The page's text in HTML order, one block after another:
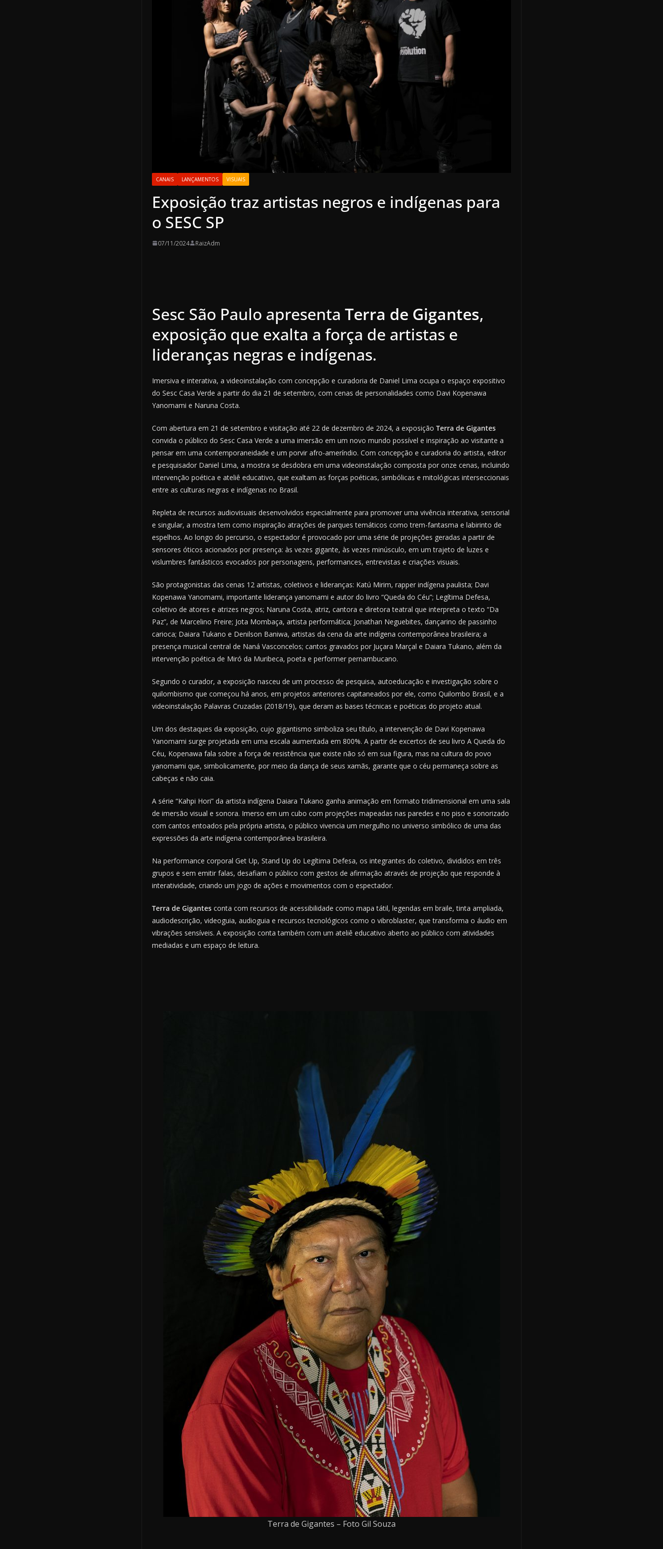
CANAIS LANÇAMENTOS VISUAIS
Exposição traz artistas negros e indígenas para
o SESC SP
07/11/2024 RaizAdm
Sesc São Paulo apresenta Terra de Gigantes,
exposição que exalta a força de artistas e
lideranças negras e indígenas.
Imersiva e interativa, a videoinstalação com concepção e curadoria de Daniel Lima ocupa o espaço expositivo
do Sesc Casa Verde a partir do dia 21 de setembro, com cenas de personalidades como Davi Kopenawa
Yanomami e Naruna Costa.
Com abertura em 21 de setembro e visitação até 22 de dezembro de 2024, a exposição Terra de Gigantes
convida o público do Sesc Casa Verde a uma imersão em um novo mundo possível e inspiração ao visitante a
pensar em uma contemporaneidade e um porvir afro-ameríndio. Com concepção e curadoria do artista, editor
e pesquisador Daniel Lima, a mostra se desdobra em uma videoinstalação composta por onze cenas, incluindo
intervenção poética e ateliê educativo, que exaltam as forças poéticas, simbólicas e mitológicas interseccionais
entre as culturas negras e indígenas no Brasil.
Repleta de recursos audiovisuais desenvolvidos especialmente para promover uma vivência interativa, sensorial
e singular, a mostra tem como inspiração atrações de parques temáticos como trem-fantasma e labirinto de
espelhos. Ao longo do percurso, o espectador é provocado por uma série de projeções geradas a partir de
sensores óticos acionados por presença: às vezes gigante, às vezes minúsculo, em um trajeto de luzes e
vislumbres fantásticos evocados por personagens, performances, entrevistas e criações visuais.
São protagonistas das cenas 12 artistas, coletivos e lideranças: Katú Mirim, rapper indígena paulista; Davi
Kopenawa Yanomami, importante liderança yanomami e autor do livro “Queda do Céu”; Legítima Defesa,
coletivo de atores e atrizes negros; Naruna Costa, atriz, cantora e diretora teatral que interpreta o texto “Da
Paz”, de Marcelino Freire; Jota Mombaça, artista performática; Jonathan Neguebites, dançarino de passinho
carioca; Daiara Tukano e Denilson Baniwa, artistas da cena da arte indígena contemporânea brasileira; a
presença musical central de Naná Vasconcelos; cantos gravados por Juçara Marçal e Daiara Tukano, além da
intervenção poética de Miró da Muribeca, poeta e performer pernambucano.
Segundo o curador, a exposição nasceu de um processo de pesquisa, autoeducação e investigação sobre o
quilombismo que começou há anos, em projetos anteriores capitaneados por ele, como Quilombo Brasil, e a
videoinstalação Palavras Cruzadas (2018/19), que deram as bases técnicas e poéticas do projeto atual.
Um dos destaques da exposição, cujo gigantismo simboliza seu título, a intervenção de Davi Kopenawa
Yanomami surge projetada em uma escala aumentada em 800%. A partir de excertos de seu livro A Queda do
Céu, Kopenawa fala sobre a força de resistência que existe não só em sua figura, mas na cultura do povo
yanomami que, simbolicamente, por meio da dança de seus xamãs, garante que o céu permaneça sobre as
cabeças e não caia.
A série “Kahpi Hori” da artista indígena Daiara Tukano ganha animação em formato tridimensional em uma sala
de imersão visual e sonora. Imerso em um cubo com projeções mapeadas nas paredes e no piso e sonorizado
com cantos entoados pela própria artista, o público vivencia um mergulho no universo simbólico de uma das
expressões da arte indígena contemporânea brasileira.
Na performance corporal Get Up, Stand Up do Legítima Defesa, os integrantes do coletivo, divididos em três
grupos e sem emitir falas, desafiam o público com gestos de afirmação através de projeção que responde à
interatividade, criando um jogo de ações e movimentos com o espectador.
Terra de Gigantes conta com recursos de acessibilidade como mapa tátil, legendas em braile, tinta ampliada,
audiodescrição, videoguia, audioguia e recursos tecnológicos como o vibroblaster, que transforma o áudio em
vibrações sensíveis. A exposição conta também com um ateliê educativo aberto ao público com atividades
mediadas e um espaço de leitura.
Terra de Gigantes – Foto Gil Souza